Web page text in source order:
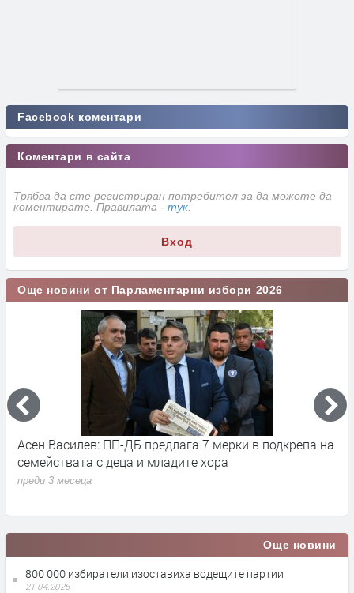
Facebook коментари
Коментари в сайта
Трябва да сте регистриран потребител за да можете да
коментирате. Правилата - тук
Вход
Още новини от Парламентарни избори 2026
Асен Василев: ПП-ДБ предлага 7 мерки в подкрепа на
семействата с деца и младите хора
преди 3 месеца
Още новини
800 000 избиратели изоставиха водещите партии
21.04.2026